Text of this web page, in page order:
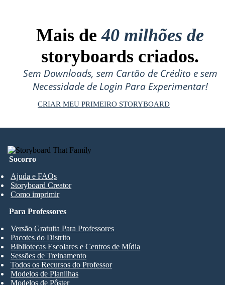
Mais de40 milhões de
storyboards criados.
Sem Downloads, sem Cartão de Crédito e sem
Necessidade de Login Para Experimentar!
CRIAR MEU PRIMEIRO STORYBOARD
Socorro
Ajuda e FAQs
Storyboard Creator
Como imprimir
Para Professores
Versão Gratuita Para Professores
Pacotes do Distrito
Bibliotecas Escolares e Centros de Mídia
Sessões de Treinamento
Todos os Recursos do Professor
Modelos de Planilhas
Modelos de Pôster